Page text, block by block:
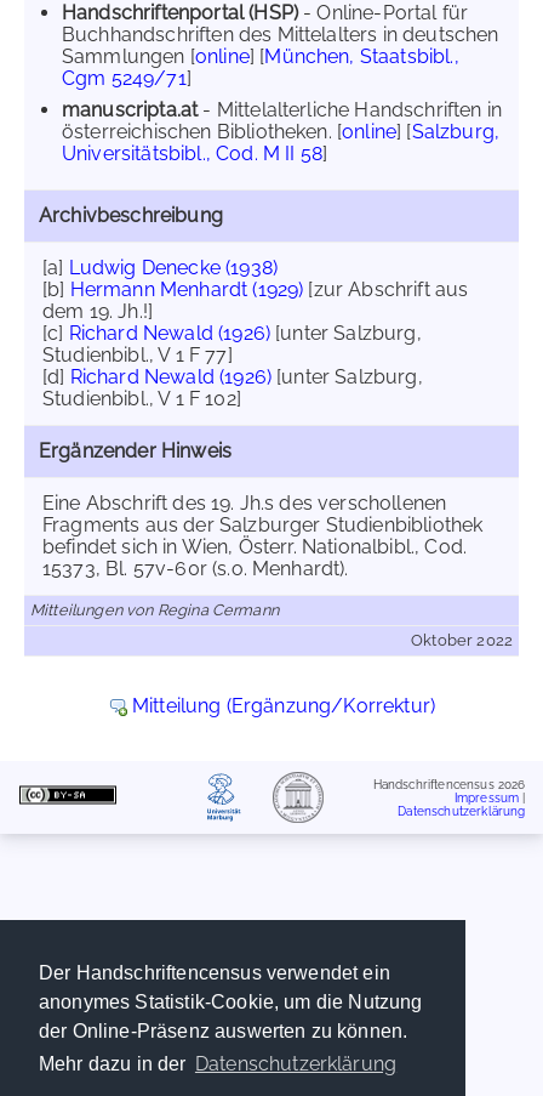
Der Handschriftencensus verwendet ein
anonymes Statistik-Cookie, um die Nutzung
der Online-Präsenz auswerten zu können.
Mehr dazu in der Datenschutzerklärung
Handschriftenportal (HSP)- Online-Portal für
Buchhandschriften des Mittelalters in deutschen
Sammlungen [online] [München, Staatsbibl.,
Cgm 5249/71]
manuscripta.at- Mittelalterliche Handschriften in
österreichischen Bibliotheken. [online] [Salzburg,
Universitätsbibl., Cod. M II 58]
Archivbeschreibung
[a] Ludwig Denecke (1938)
[b] Hermann Menhardt (1929) [zur Abschrift aus
dem 19. Jh.!]
[c] Richard Newald (1926) [unter Salzburg,
Studienbibl., V 1 F 77]
[d] Richard Newald (1926) [unter Salzburg,
Studienbibl., V 1 F 102]
Ergänzender Hinweis
Eine Abschrift des 19. Jh.s des verschollenen
Fragments aus der Salzburger Studienbibliothek
befindet sich in Wien, Österr. Nationalbibl., Cod.
15373, Bl. 57v-60r (s.o. Menhardt).
Mitteilungen von Regina Cermann
Oktober 2022
Mitteilung (Ergänzung/Korrektur)
Handschriftencensus 2026
Impressum
Datenschutzerklärung